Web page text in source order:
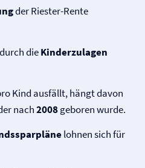
der Riester-Rente
dieKinderzulagen
Kind ausfällt, hängt davon
nach2008geboren wurde.
lohnen sich für